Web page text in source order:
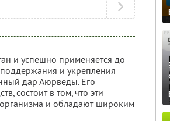
и успешно применяется до
и укрепления
дар Аюрведы. Его
состоит в том, что эти
и обладают широким